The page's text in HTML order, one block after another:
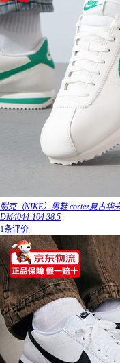
耐克（NIKE）男鞋 cortez复古
DM4044-104 38.5
1条评价